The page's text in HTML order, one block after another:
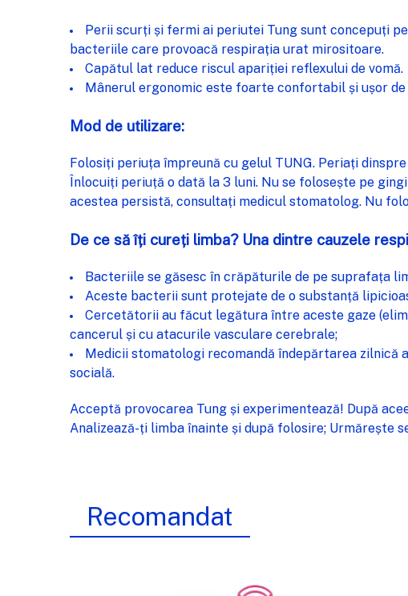
Perii scurți și fermi ai periutei Tung sunt concepuți
bacteriile care provoacă respirația urat mirositoare.
Capătul lat reduce riscul apariției reflexului de vomă.
Mânerul ergonomic este foarte confortabil și ușor
Mod de utilizare:
Folosiți periuța împreună cu gelul TUNG. Periați
Înlocuiți periuță o dată la 3 luni. Nu se folosește pe
acestea persistă, consultați medicul stomatolog. Nu
De ce să îți cureți limba? Una dintre cauzele
Bacteriile se găsesc în crăpăturile de pe suprafața
Aceste bacterii sunt protejate de o substanță
Cercetătorii au făcut legătura între aceste gaze
cancerul și cu atacurile vasculare cerebrale;
Medicii stomatologi recomandă îndepărtarea
socială.
Acceptă provocarea Tung și experimentează! După
Analizează-ți limba înainte și după folosire; Urmărește
Recomandat